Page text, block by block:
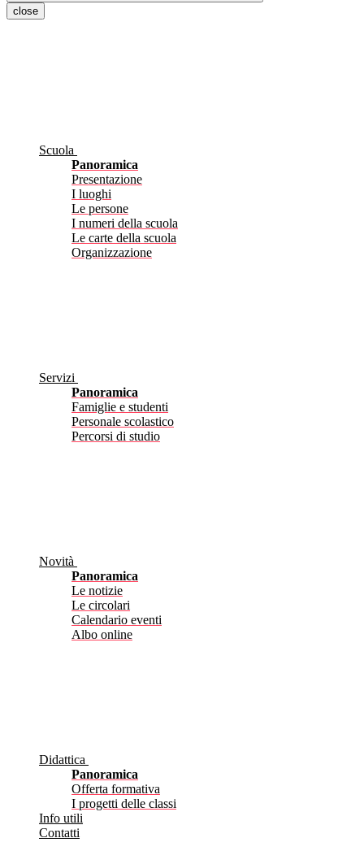
close
Scuola
Panoramica
Presentazione
I luoghi
Le persone
I numeri della scuola
Le carte della scuola
Organizzazione
Servizi
Panoramica
Famiglie e studenti
Personale scolastico
Percorsi di studio
Novità
Panoramica
Le notizie
Le circolari
Calendario eventi
Albo online
Didattica
Panoramica
Offerta formativa
I progetti delle classi
Info utili
Contatti